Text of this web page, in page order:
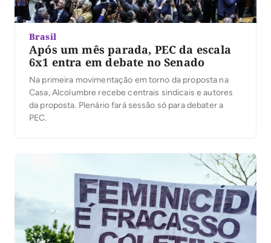
Brasil
Após um mês parada, PEC da escala
6x1 entra em debate no Senado
Na primeira movimentação em torno da proposta na
Casa, Alcolumbre recebe centrais sindicais e autores
da proposta. Plenário fará sessão só para debater a
PEC.